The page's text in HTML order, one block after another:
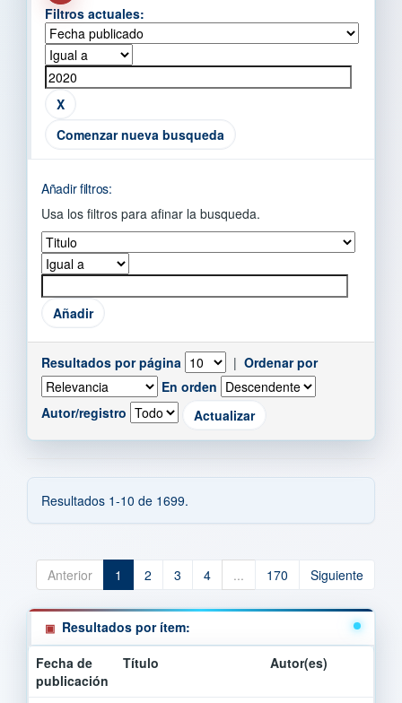
Filtros actuales:
Comenzar nueva busqueda
Añadir filtros:
Usa los filtros para afinar la busqueda.
Resultados por página | Ordenar por
En orden
Autor/registro
Resultados 1-10 de 1699.
Anterior 1 2 3 4 ... 170 Siguiente
Resultados por ítem:
Fecha de
publicación
Título Autor(es)